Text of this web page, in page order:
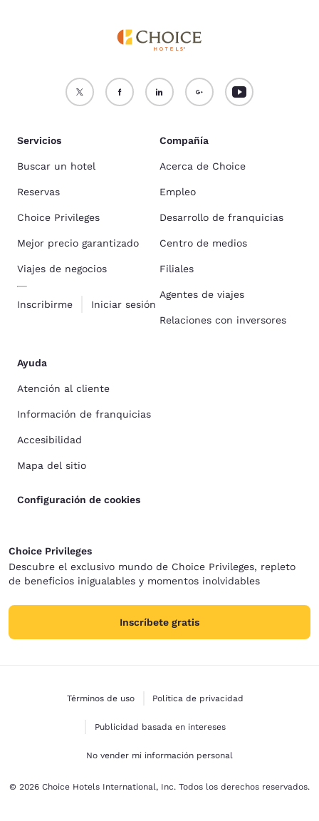
Servicios
Buscar un hotel
Reservas
Choice Privileges
Mejor precio garantizado
Viajes de negocios
Inscribirme Iniciar sesión
Compañía
Acerca de Choice
Empleo
Desarrollo de franquicias
Centro de medios
Filiales
Agentes de viajes
Relaciones con inversores
Ayuda
Atención al cliente
Información de franquicias
Accesibilidad
Mapa del sitio
Configuración de cookies
Choice Privileges
Descubre el exclusivo mundo de Choice Privileges, repleto
de beneficios inigualables y momentos inolvidables
Inscríbete gratis
Términos de uso Política de privacidad
Publicidad basada en intereses
No vender mi información personal
© 2026 Choice Hotels International, Inc. Todos los derechos reservados.